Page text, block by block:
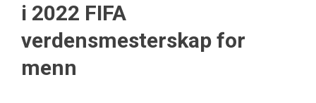
i 2022 FIFA
verdensmesterskap for
menn